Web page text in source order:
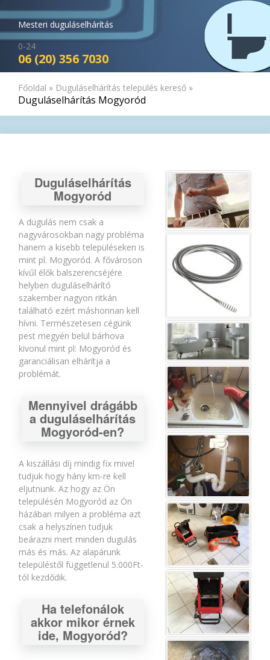
Mesteri duguláselhárítás
0-24
06 (20) 356 7030
Főoldal » Duguláselhárítás település kereső »
Duguláselhárítás Mogyoród
Duguláselhárítás
Mogyoród
A dugulás nem csak a
nagyvárosokban nagy probléma
hanem a kisebb településeken is
mint pl. Mogyoród. A fővároson
kívűl élők balszerencséjére
helyben duguláselhárító
szakember nagyon ritkán
található ezért máshonnan kell
hívni. Természetesen cégünk
pest megyén belül bárhova
kivonul mint pl: Mogyoród és
garanciálisan elhárítja a
problémát.
Mennyivel drágább
a duguláselhárítás
Mogyoród-en?
A kiszállási díj mindig fix mivel
tudjuk hogy hány km-re kell
eljutnunk. Az hogy az Ön
településén Mogyoród az Ön
házában milyen a probléma azt
csak a helyszínen tudjuk
beárazni mert minden dugulás
más és más. Az alapárunk
településtől függetlenül 5.000Ft-
tól kezdődik.
Ha telefonálok
akkor mikor érnek
ide, Mogyoród?